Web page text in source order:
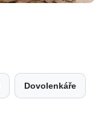
Dovolenkáře